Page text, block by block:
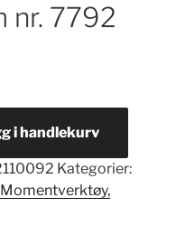
nr. 7792
i handlekurv
Kategorier:
Momentverktøy,